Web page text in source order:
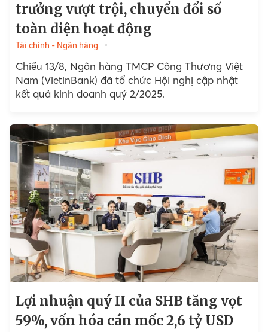
trưởng vượt trội, chuyển đổi số
toàn diện hoạt động
Tài chính - Ngân hàng
Chiều 13/8, Ngân hàng TMCP Công Thương Việt
Nam (VietinBank) đã tổ chức Hội nghị cập nhật
kết quả kinh doanh quý 2/2025.
Lợi nhuận quý II của SHB tăng vọt
59%, vốn hóa cán mốc 2,6 tỷ USD